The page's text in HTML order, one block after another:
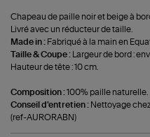
Chapeau de paille noir et beige à
Livré avec un réducteur de taille.
Made in : Fabriqué à la main en
Taille & Coupe :
Largeur de bord :
Hauteur de tête : 10 cm.
Composition :100% paille naturelle.
Conseil d'entretien : Nettoyage
(ref-AURORABN)